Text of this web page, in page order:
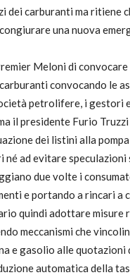
dei carburanti ma ritiene
una nuova
Meloni di
convocando le
petrolifere, i gestori
il presidente Furio Truzzi
dei listini alla pompa
né ad evitare speculazioni
due volte i
e portando a rincari a
quindi adottare misure
meccanismi che
e gasolio alle quotazioni
automatica della